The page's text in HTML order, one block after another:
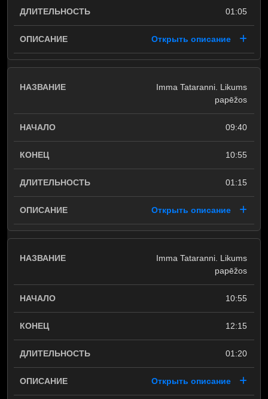
01:05
Открыть описание
Imma Tataranni. Likums
papēžos
09:40
10:55
01:15
Открыть описание
Imma Tataranni. Likums
papēžos
10:55
12:15
01:20
Открыть описание